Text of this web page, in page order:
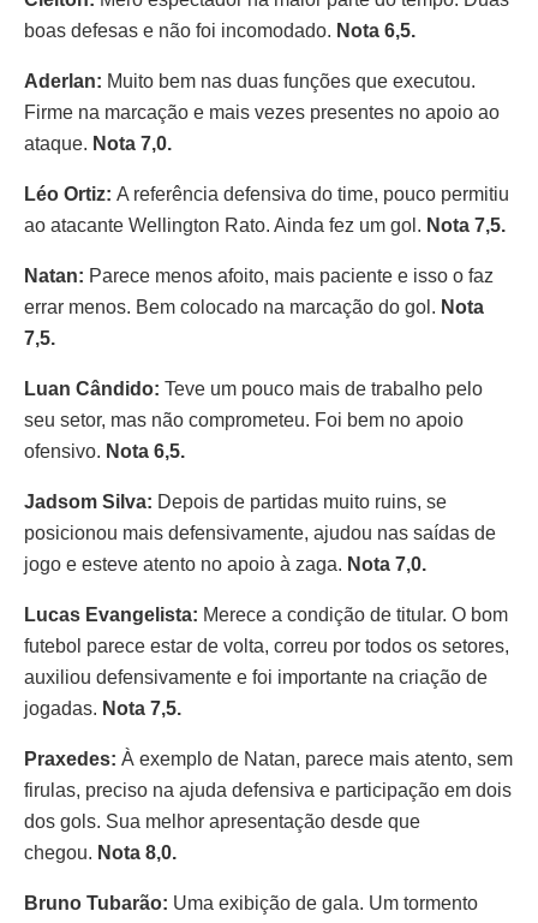
boas defesas e não foi incomodado. Nota 6,5.
Aderlan: Muito bem nas duas funções que executou.
Firme na marcação e mais vezes presentes no apoio ao
ataque. Nota 7,0.
Léo Ortiz: A referência defensiva do time, pouco permitiu
ao atacante Wellington Rato. Ainda fez um gol. Nota 7,5.
Natan: Parece menos afoito, mais paciente e isso o faz
errar menos. Bem colocado na marcação do gol. Nota
7,5.
Luan Cândido: Teve um pouco mais de trabalho pelo
seu setor, mas não comprometeu. Foi bem no apoio
ofensivo. Nota 6,5.
Jadsom Silva: Depois de partidas muito ruins, se
posicionou mais defensivamente, ajudou nas saídas de
jogo e esteve atento no apoio à zaga. Nota 7,0.
Lucas Evangelista: Merece a condição de titular. O bom
futebol parece estar de volta, correu por todos os setores,
auxiliou defensivamente e foi importante na criação de
jogadas. Nota 7,5.
Praxedes: À exemplo de Natan, parece mais atento, sem
firulas, preciso na ajuda defensiva e participação em dois
dos gols. Sua melhor apresentação desde que
chegou. Nota 8,0.
Bruno Tubarão: Uma exibição de gala. Um tormento